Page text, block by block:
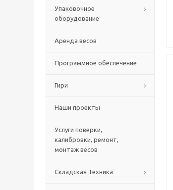
Упаковочное
оборудование
Аренда весов
Программное обеспечение
Гири
Наши проекты
Услуги поверки,
калибровки, ремонт,
монтаж весов
Складская Техника